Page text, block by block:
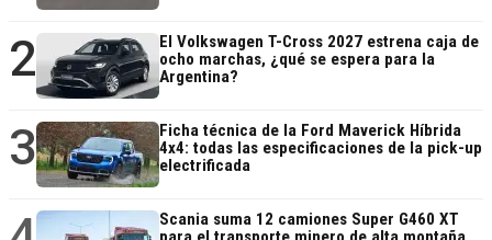
2
El Volkswagen T-Cross 2027 estrena caja de
ocho marchas, ¿qué se espera para la
Argentina?
3
Ficha técnica de la Ford Maverick Híbrida
4x4: todas las especificaciones de la pick-up
electrificada
Scania suma 12 camiones Super G460 XT